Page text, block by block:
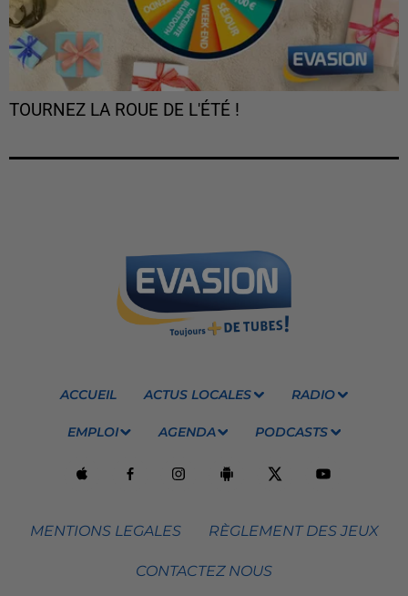
TOURNEZ LA ROUE DE L'ÉTÉ !
ACCUEIL ACTUS LOCALES RADIO
EMPLOI AGENDA PODCASTS
MENTIONS LEGALES RÈGLEMENT DES JEUX
CONTACTEZ NOUS